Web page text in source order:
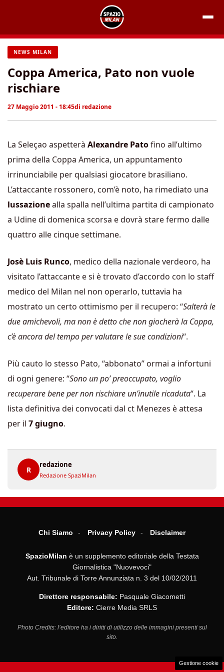
contenuto
NEWS MILAN
Coppa America, Pato non vuole
rischiare
27 Maggio 2011 - 18:45di redazione
La Seleçao aspetterà Alexandre Patofino all’ultimo
prima della Coppa America, un appuntamento
irrinunciabile per qualsiasi giocatore brasiliano.
L’attaccante rossonero, com’è noto, ha rimediato una
lussazionealla spalla nell’ultima partita di campionato
a Udine di domenica scorsa e dovrà stare fermo dalle
quattro alle cinque settimane.
Josè Luis Runco, medico della nazionale verdeoro, ha
visitato l’attaccante e si è trovato d’accordo con lo staff
medico del Milan nel non operarlo, tuttavia ha
mostrato un certo ottimismo per il recupero: “Salterà le
due amichevoli, ma non è detto che non giocherà la Coppa,
c’è ancora del tempo per valutare le sue condizioni“.
Più cauto lo stesso Pato, “abbonato” ormai a infortuni
di ogni genere: “Sono un po’ preoccupato, voglio
recuperare bene per non rischiare un’inutile ricaduta“. La
lista definitiva dei convocati dal ct Menezes è attesa
per il 7 giugno.
R
redazione
Redazione SpaziMilan
Chi Siamo Privacy Policy Disclaimer
SpazioMilan è un supplemento editoriale della Testata
Giornalistica "Nuovevoci"
Aut. Tribunale di Torre Annunziata n. 3 del 10/02/2011
Direttore responsabile: Pasquale Giacometti
Editore: Cierre Media SRLS
Photo Credits: l’editore ha i diritti di utilizzo delle immagini presenti sul
sito.
Gestione cookie